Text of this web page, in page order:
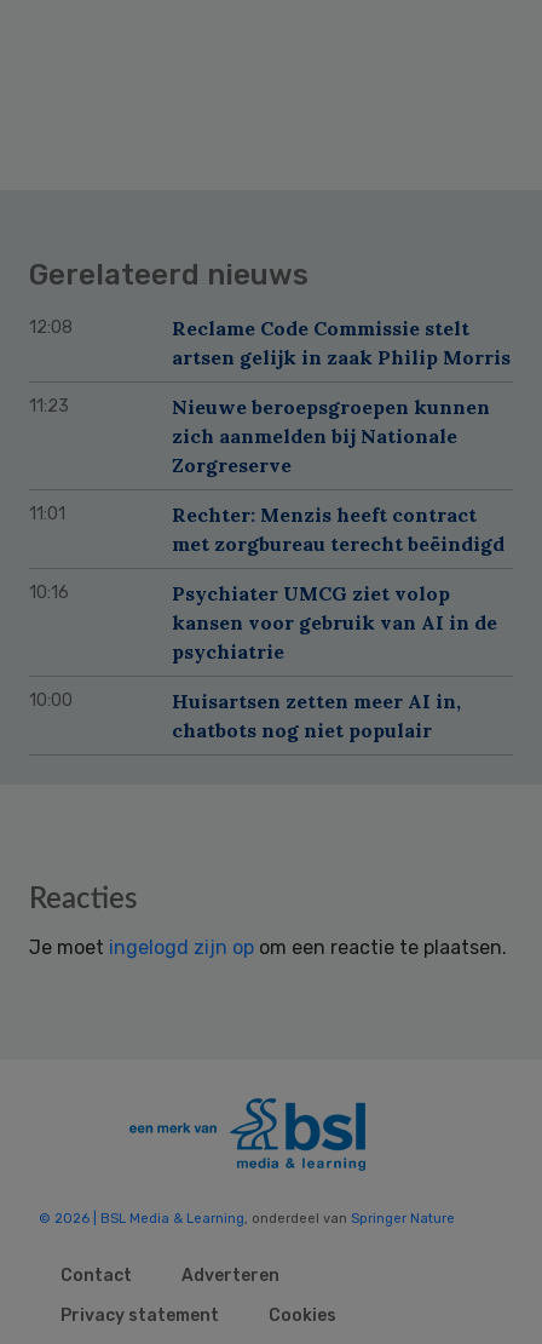
Gerelateerd nieuws
12:08
Reclame Code Commissie stelt
artsen gelijk in zaak Philip Morris
11:23
Nieuwe beroepsgroepen kunnen
zich aanmelden bij Nationale
Zorgreserve
11:01
Rechter: Menzis heeft contract
met zorgbureau terecht beëindigd
10:16
Psychiater UMCG ziet volop
kansen voor gebruik van AI in de
psychiatrie
10:00
Huisartsen zetten meer AI in,
chatbots nog niet populair
Reader
Reacties
Je moet ingelogd zijn op om een reactie te plaatsen.
© 2026 | BSL Media & Learning, onderdeel van Springer Nature
Contact
Adverteren
Privacy statement
Cookies